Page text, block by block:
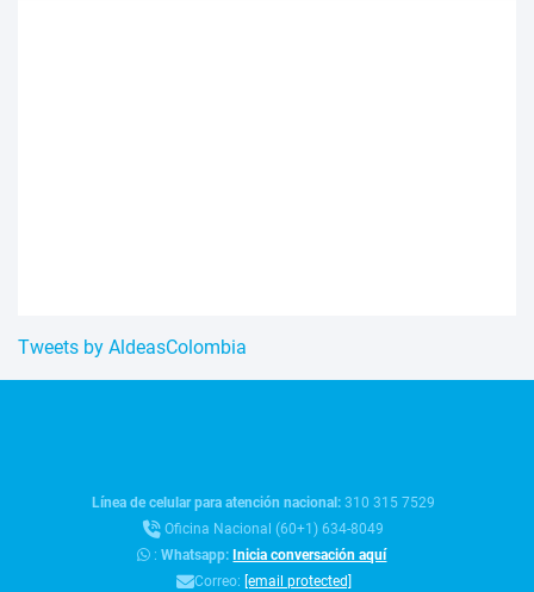
Tweets by AldeasColombia
Línea de celular para atención nacional:310 315 7529
Oficina Nacional (60+1) 634-8049
:Whatsapp: Inicia conversación aquí
Correo: [email protected]